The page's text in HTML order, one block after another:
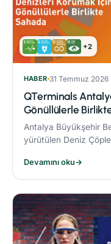
+2
HABER 31 Temmuz 2026
QTerminals
Gönüllülerle
Antalya Büyükşehir
yürütülen Deniz
etkinlikleri, çevre
katkı sağladı.
Devamını oku→